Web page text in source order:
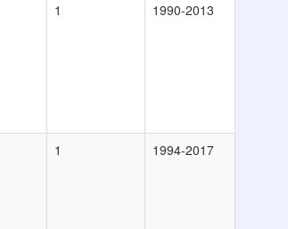
1 1990-2013
1 1994-2017